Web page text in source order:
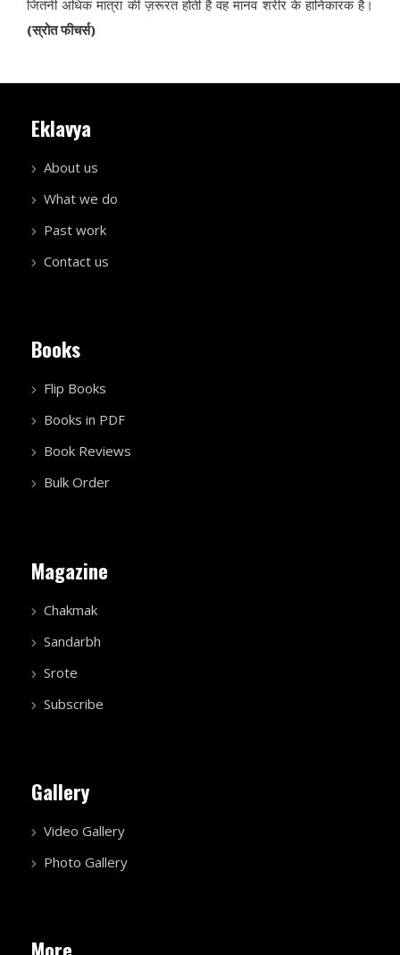
जितनी अधिक मात्रा की ज़रूरत होती है वह मानव शरीर के हानिकारक है।
(स्रोत फीचर्स)
Eklavya
About us
What we do
Past work
Contact us
Books
Flip Books
Books in PDF
Book Reviews
Bulk Order
Magazine
Chakmak
Sandarbh
Srote
Subscribe
Gallery
Video Gallery
Photo Gallery